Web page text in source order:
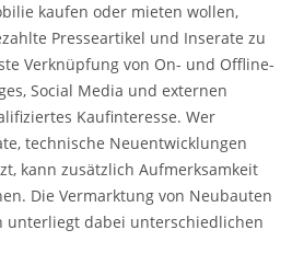
kaufen oder mieten wollen,
Presseartikel und Inserate zu
Verknüpfung von On- und Offline-
Social Media und externen
Kaufinteresse. Wer
technische Neuentwicklungen
kann zusätzlich Aufmerksamkeit
Die Vermarktung von Neubauten
unterliegt dabei unterschiedlichen